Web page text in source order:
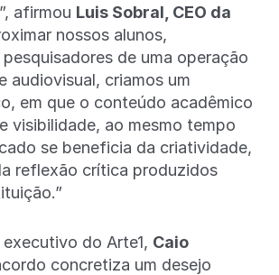
afirmou Luis Sobral, CEO da
nossos alunos,
de uma operação
audiovisual, criamos um
em que o conteúdo acadêmico
visibilidade, ao mesmo tempo
se beneficia da criatividade,
reflexão crítica produzidos
do Arte1, Caio
concretiza um desejo